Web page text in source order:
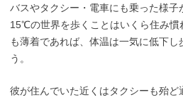
バスやタクシー・電車にも乗った様子
15℃の世界を歩くことはいくら住み慣
も薄着であれば、体温は一気に低下し
う。
彼が住んでいた近くはタクシーも殆